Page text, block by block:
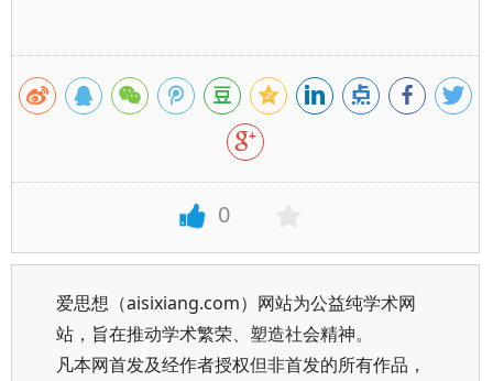
0
爱思想（aisixiang.com）网站为公益纯学术网
站，旨在推动学术繁荣、塑造社会精神。
凡本网首发及经作者授权但非首发的所有作品，